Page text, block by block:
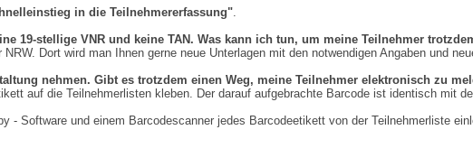
in die Teilnehmererfassung".
19-stellige VNR und keine TAN. Was kann ich tun, um meine Teilnehmer
Dort wird man Ihnen gerne neue Unterlagen mit den notwendigen Angaben und
nehmen. Gibt es trotzdem einen Weg, meine Teilnehmer elektronisch zu
auf die Teilnehmerlisten kleben. Der darauf aufgebrachte Barcode ist identisch mit
- Software und einem Barcodescanner jedes Barcodeetikett von der Teilnehmerliste